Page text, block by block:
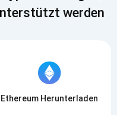
werden
Ethereum Herunterladen